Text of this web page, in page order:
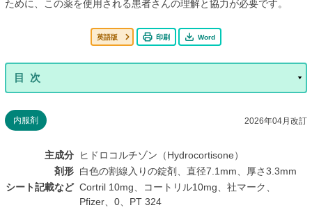
ために、この薬を使用される患者さんの理解と協力が必要です。
英語版 印刷 Word
内服剤 2026年04月改訂
主成分
ヒドロコルチゾン（Hydrocortisone）
剤形 白色の割線入りの錠剤、直径7.1mm、厚さ3.3mm
シート記載など Cortril 10mg、コートリル10mg、社マーク、
Pfizer、0、PT 324